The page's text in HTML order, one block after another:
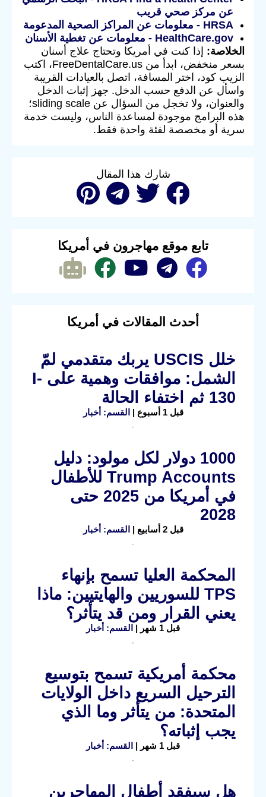
عن مركز صحي قريب
HRSA - معلومات عن المراكز الصحية المدعومة
HealthCare.gov - معلومات عن تغطية الأسنان
الخلاصة: إذا كنت في أمريكا وتحتاج علاج أسنان
بسعر منخفض، ابدأ من FreeDentalCare.us، اكتب
الزيب كود، اختر المسافة، اتصل بالعيادات القريبة
واسأل عن الدفع حسب الدخل. جهز إثبات الدخل
والعنوان، ولا تخجل من السؤال عن sliding scale؛
هذه البرامج موجودة لمساعدة الناس، وليست خدمة
سرية أو مخصصة لفئة واحدة فقط.
شارك هذا المقال
تابع موقع مهاجرون في أمريكا
أحدث المقالات في أمريكا
خلل USCIS يربك متقدمي لمّ
الشمل: موافقات وهمية على I-
130 ثم اختفاء الحالة
قبل 1 أسبوع | القسم: أخبار
1000 دولار لكل مولود: دليل
Trump Accounts للأطفال
في أمريكا من 2025 حتى
2028
قبل 2 أسابيع | القسم: أخبار
المحكمة العليا تسمح بإنهاء
TPS للسوريين والهايتيين: ماذا
يعني القرار ومن قد يتأثر؟
قبل 1 شهر | القسم: أخبار
محكمة أمريكية تسمح بتوسيع
الترحيل السريع داخل الولايات
المتحدة: من يتأثر وما الذي
يجب إثباته؟
قبل 1 شهر | القسم: أخبار
هل سيفقد أطفال المهاجرين